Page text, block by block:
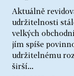
Aktuálně
udržitelnosti
velkých
jím spíše
udržitelnému
širší...